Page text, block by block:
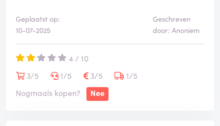
Geplaatst op:
10-07-2025
Geschreven
door: Anoniem
4 / 10
3/5
1/5 3/5
1/5
Nogmaals kopen?
Nee